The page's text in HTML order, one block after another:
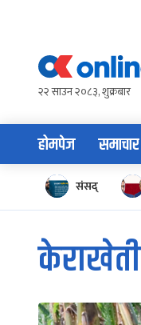
content२२ साउन २०८३, शुक्रबार
होमपेज समाचार
संसद्
केराखेती